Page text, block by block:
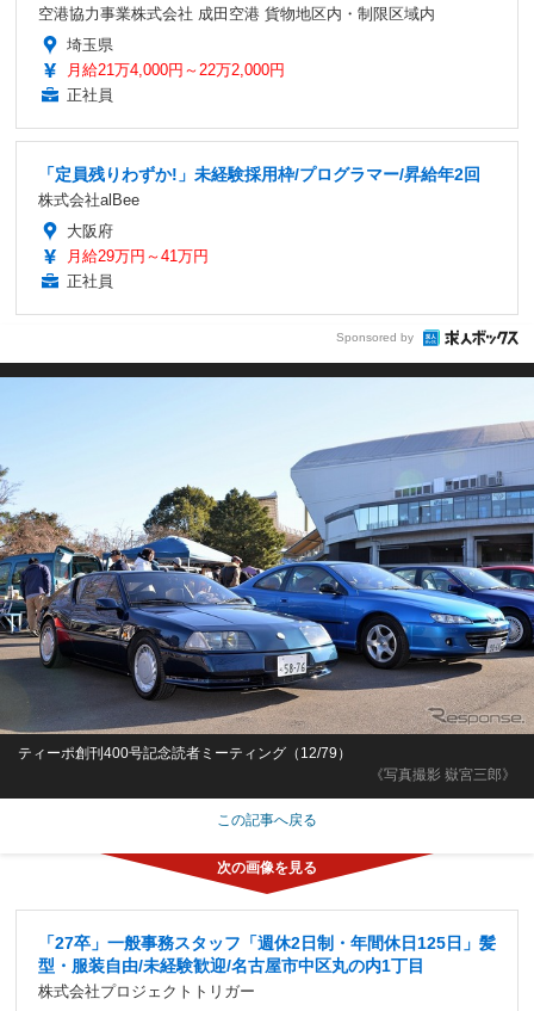
空港協力事業株式会社 成田空港 貨物地区内・制限区域内
埼玉県
月給21万4,000円～22万2,000円
正社員
「定員残りわずか!」未経験採用枠/プログラマー/昇給年2回
株式会社alBee
大阪府
月給29万円～41万円
正社員
Sponsored by
《写真撮影 嶽宮三郎》
ティーポ創刊400号記念読者ミーティング（12/79）
この記事へ戻る
「27卒」一般事務スタッフ「週休2日制・年間休日125日」髪
型・服装自由/未経験歓迎/名古屋市中区丸の内1丁目
株式会社プロジェクトトリガー